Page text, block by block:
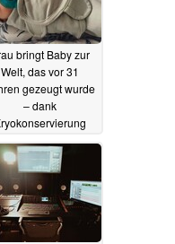
bringt Baby zur
Welt, das vor 31
gezeugt wurde
– dank
05.08.2025